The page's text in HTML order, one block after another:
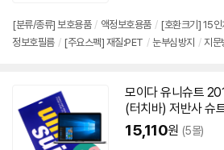
[분류/종류] 보호용품 / 액정보호용품 / [호환크기] 15인
정보호필름 / [주요스펙] 재질:PET / 눈부심방지 / 지문
모이다 유니슈트
(터치바) 저반사 슈
15,110원 (5몰)